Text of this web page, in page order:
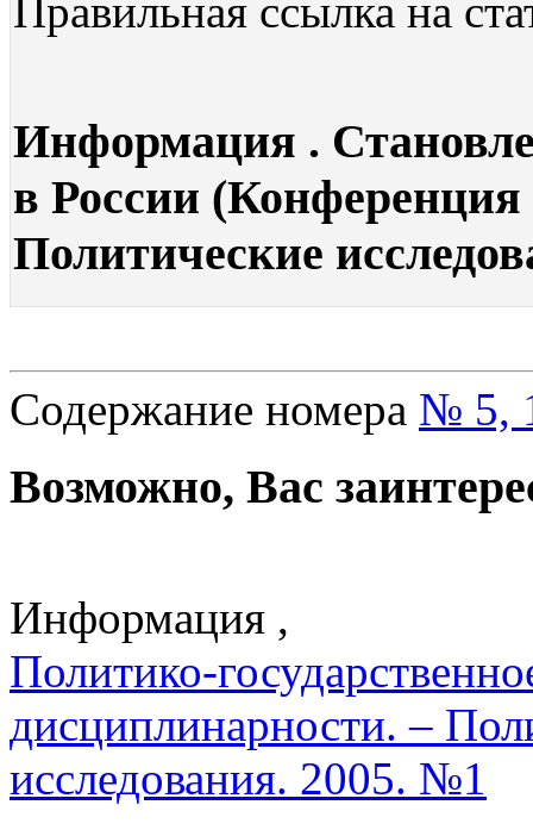
Правильная ссылка на
Информация .
в России
Политические
Содержание номера № 5,
Возможно, Вас
Информация ,
Политико-
дисциплинарности. –
исследования. 2005. №1